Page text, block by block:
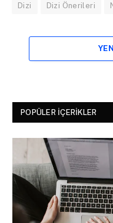
Dizi Dizi Önerileri
POPÜLER İÇERIKLER